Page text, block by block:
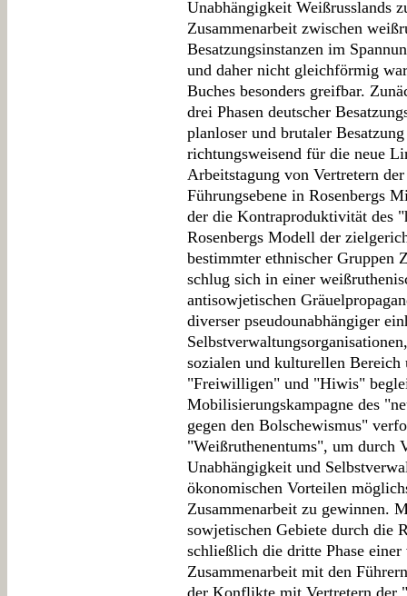
Unabhängigkeit Weißrusslands
Zusammenarbeit zwischen
Besatzungsinstanzen im
und daher nicht gleichförmig
Buches besonders greifbar.
drei Phasen deutscher
planloser und brutaler
richtungsweisend für die neue
Arbeitstagung von Vertretern
Führungsebene in Rosenbergs
der die Kontraproduktivität des
Rosenbergs Modell der
bestimmter ethnischer Gruppen
schlug sich in einer
antisowjetischen
diverser pseudounabhängiger
sozialen und kulturellen Bereich
"Freiwilligen" und "Hiwis"
Mobilisierungskampagne des
gegen den Bolschewismus"
"Weißruthenentums", um durch
Unabhängigkeit und
ökonomischen Vorteilen
Zusammenarbeit zu gewinnen.
sowjetischen Gebiete durch die
schließlich die dritte Phase
Zusammenarbeit mit den
der Konflikte mit Vertretern der